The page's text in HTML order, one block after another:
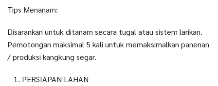
Tips Menanam:
Disarankan untuk ditanam secara tugal atau sistem larikan.
Pemotongan maksimal 5 kali untuk memaksimalkan panenan
/ produksi kangkung segar.
PERSIAPAN LAHAN